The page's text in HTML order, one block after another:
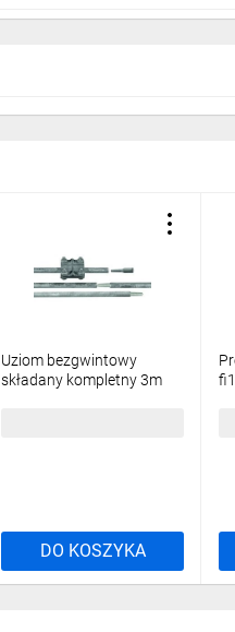
Uziom bezgwintowy
składany kompletny 3m
DO KOSZYKA